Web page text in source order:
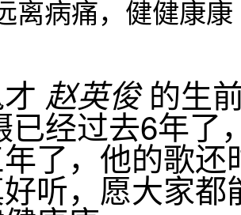
赵英俊的生
已经过去6年了
了，他的歌还
听，愿大家都